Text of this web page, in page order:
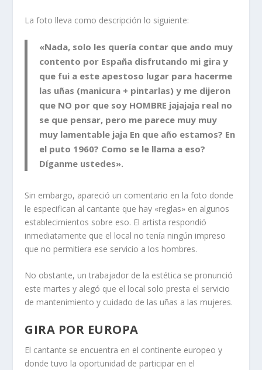
La foto lleva como descripción lo siguiente:
«Nada, solo les quería contar que ando muy
contento por España disfrutando mi gira y
que fui a este apestoso lugar para hacerme
las uñas (manicura + pintarlas) y me dijeron
que NO por que soy HOMBRE jajajaja real no
se que pensar, pero me parece muy muy
muy lamentable jaja En que año estamos? En
el puto 1960? Como se le llama a eso?
‬Díganme ustedes».
Sin embargo, apareció un comentario en la foto donde
le especifican al cantante que hay «reglas» en algunos
establecimientos sobre eso. El artista respondió
inmediatamente que el local no tenía ningún impreso
que no permitiera ese servicio a los hombres.
No obstante, un trabajador de la estética se pronunció
este martes y alegó que el local solo presta el servicio
de mantenimiento y cuidado de las uñas a las mujeres.
GIRA POR EUROPA
El cantante se encuentra en el continente europeo y
donde tuvo la oportunidad de participar en el